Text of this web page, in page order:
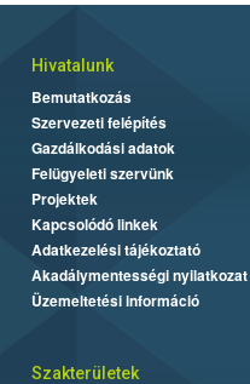
Hivatalunk
Bemutatkozás
Szervezeti felépítés
Gazdálkodási adatok
Felügyeleti szervünk
Projektek
Kapcsolódó linkek
Adatkezelési tájékoztató
Akadálymentességi nyilatkozat
Üzemeltetési információ
Szakterületek